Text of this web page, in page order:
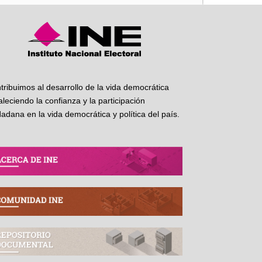
al desarrollo de la vida democrática
la confianza y la participación
en la vida democrática y política del país.